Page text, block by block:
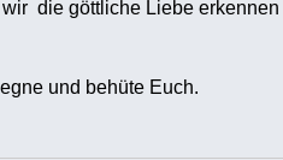
die göttliche Liebe
und behüte Euch.